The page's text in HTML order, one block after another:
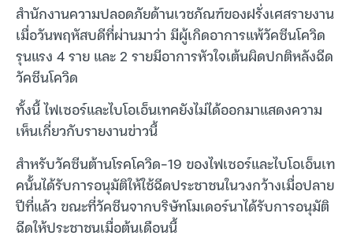
สำนักงานความปลอดภัยด้านเวชภัณฑ์ของฝรั่งเศสรายงาน
เมื่อวันพฤหัสบดีที่ผ่านมาว่า มีผู้เกิดอาการแพ้วัคซีนโควิด
รุนแรง 4 ราย และ 2 รายมีอาการหัวใจเต้นผิดปกติหลังฉีด
วัคซีนโควิด
ทั้งนี้ ไฟเซอร์และไบโอเอ็นเทคยังไม่ได้ออกมาแสดงความ
เห็นเกี่ยวกับรายงานข่าวนี้
สำหรับวัคซีนต้านโรคโควิด-19 ของไฟเซอร์และไบโอเอ็นเท
คนั้นได้รับการอนุมัติให้ใช้ฉีดประชาชนในวงกว้างเมื่อปลาย
ปีที่แล้ว ขณะที่วัคซีนจากบริษัทโมเดอร์นาได้รับการอนุมัติ
ฉีดให้ประชาชนเมื่อต้นเดือนนี้